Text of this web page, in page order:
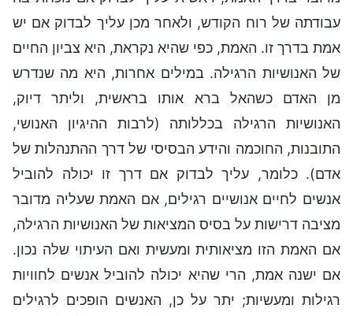
עבודתה של רוח הקודש, ולאחר מכן עליך לבדוק אם יש
אמת בדרך זו. האמת, כפי שהיא נקראת, היא צביון החיים
של האנושיות הרגילה. במילים אחרות, היא מה שנדרש
מן האדם כשהאל ברא אותו בראשית, וליתר דיוק,
האנושיות הרגילה בכללותה (לרבות ההיגיון האנושי,
התובנות, החוכמה והידע הבסיסי של דרך ההתנהלות של
אדם). כלומר, עליך לבדוק אם דרך זו יכולה להוביל
אנשים לחיים אנושיים רגילים, אם האמת שעליה מדובר
מציבה דרישות על בסיס המציאות של האנושיות הרגילה,
אם האמת הזו מציאותית ומעשית ואם העיתוי שלה נכון.
אם ישנה אמת, הרי שהיא יכולה להוביל אנשים לחוויות
רגילות ומעשיות; יתר על כן, האנשים הופכים לרגילים